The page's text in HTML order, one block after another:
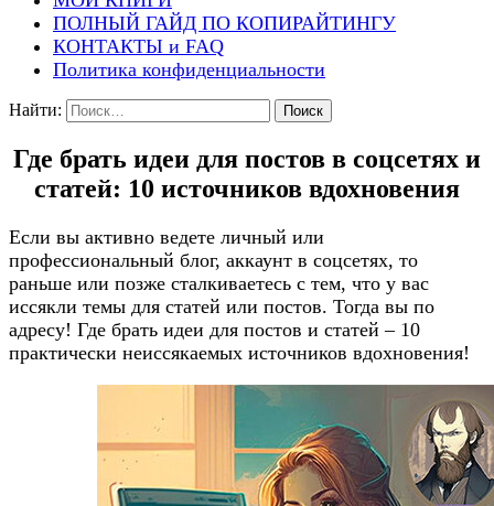
ПОЛНЫЙ ГАЙД ПО КОПИРАЙТИНГУ
КОНТАКТЫ и FAQ
Политика конфиденциальности
Найти:
Где брать идеи для постов в соцсетях и
статей: 10 источников вдохновения
Если вы активно ведете личный или
профессиональный блог, аккаунт в соцсетях, то
раньше или позже сталкиваетесь с тем, что у вас
иссякли темы для статей или постов. Тогда вы по
адресу! Где брать идеи для постов и статей – 10
практически неиссякаемых источников вдохновения!